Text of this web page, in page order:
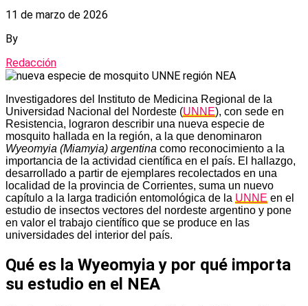
11 de marzo de 2026
By
Redacción
Investigadores del Instituto de Medicina Regional de la
Universidad Nacional del Nordeste (UNNE), con sede en
Resistencia, lograron describir una nueva especie de
mosquito hallada en la región, a la que denominaron
Wyeomyia (Miamyia) argentina como reconocimiento a la
importancia de la actividad científica en el país. El hallazgo,
desarrollado a partir de ejemplares recolectados en una
localidad de la provincia de Corrientes, suma un nuevo
capítulo a la larga tradición entomológica de la UNNE en el
estudio de insectos vectores del nordeste argentino y pone
en valor el trabajo científico que se produce en las
universidades del interior del país.
Qué es la Wyeomyia y por qué importa
su estudio en el NEA